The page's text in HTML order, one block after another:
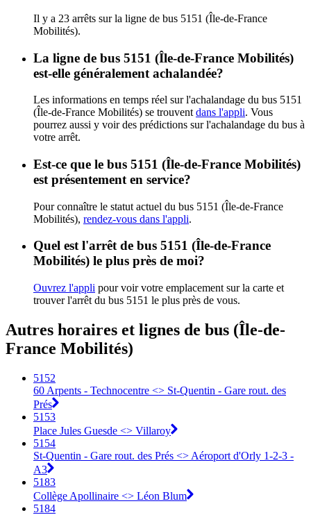
Il y a 23 arrêts sur la ligne de bus 5151 (Île-de-France
Mobilités).
La ligne de bus 5151 (Île-de-France Mobilités)
est-elle généralement achalandée?
Les informations en temps réel sur l'achalandage du bus 5151
(Île-de-France Mobilités) se trouvent dans l'appli. Vous
pourrez aussi y voir des prédictions sur l'achalandage du bus à
votre arrêt.
Est-ce que le bus 5151 (Île-de-France Mobilités)
est présentement en service?
Pour connaître le statut actuel du bus 5151 (Île-de-France
Mobilités), rendez-vous dans l'appli.
Quel est l'arrêt de bus 5151 (Île-de-France
Mobilités) le plus près de moi?
Ouvrez l'appli pour voir votre emplacement sur la carte et
trouver l'arrêt du bus 5151 le plus près de vous.
Autres horaires et lignes de bus (Île-de-
France Mobilités)
5152
60 Arpents - Technocentre <> St-Quentin - Gare rout. des
Prés
5153
Place Jules Guesde <> Villaroy
5154
St-Quentin - Gare rout. des Prés <> Aéroport d'Orly 1-2-3 -
A3
5183
Collège Apollinaire <> Léon Blum
5184